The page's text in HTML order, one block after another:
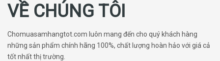
VỀ CHÚNG TÔI
Chomuasamhangtot.com luôn mang đến cho quý khách hàng
những sản phẩm chính hãng 100%, chất lượng hoàn hảo với giá cả
tốt nhất thị trường.